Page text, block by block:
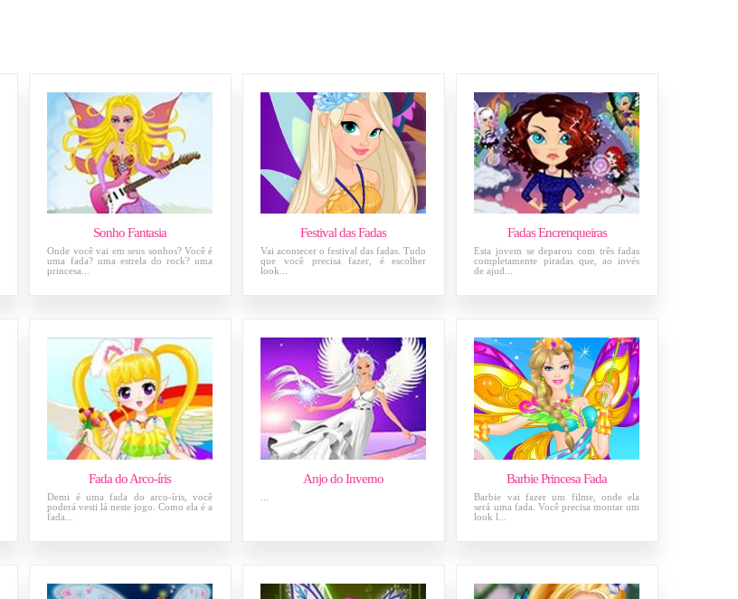
Sonho Fantasia
Onde você vai em seus sonhos? Você é
uma fada? uma estrela do rock? uma
princesa...
Festival das Fadas
Vai acontecer o festival das fadas. Tudo
que você precisa fazer, é escolher
look...
Fadas Encrenqueiras
Esta jovem se deparou com três fadas
completamente piradas que, ao invés
de ajud...
Fada do Arco-íris
Demi é uma fada do arco-íris, você
poderá vesti lá neste jogo. Como ela é a
fada...
Anjo do Inverno Barbie Princesa Fada
Barbie vai fazer um filme, onde ela
será uma fada. Você precisa montar um
look l...